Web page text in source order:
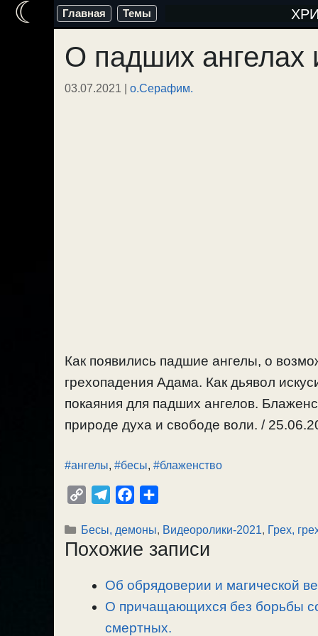
Перейти
содержимому
Главная Темы
О падших ангелах
03.07.2021 | о.Серафим.
Как появились падшие ангелы, о
грехопадения Адама. Как дьявол
покаяния для падших ангелов.
природе духа и свободе воли. /
#ангелы, #бесы, #блаженство
p
y
l
e
r
a
m
c
e
o
o
k
п
р
в
и
т
Рубрики
Бесы, демоны, Видеоролики-2021, Грех,
Похожие записи
Об обрядоверии и магической
О причащающихся без борьбы
смертных.
☾